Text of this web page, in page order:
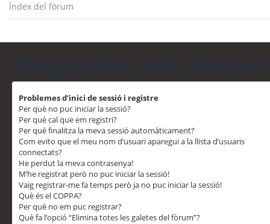
Índex del fòrum
Problemes d’inici de sessió i registre
Per què no puc iniciar la sessió?
Per què cal que em registri?
Per què finalitza la meva sessió automàticament?
Com evito que el meu nom d’usuari aparegui a la llista d’usuaris
connectats?
He perdut la meva contrasenya!
M’he registrat però no puc iniciar la sessió!
Vaig registrar-me fa temps però ja no puc iniciar la sessió!
Què és el COPPA?
Per què no em puc registrar?
Què fa l’opció “Elimina totes les galetes del fòrum”?